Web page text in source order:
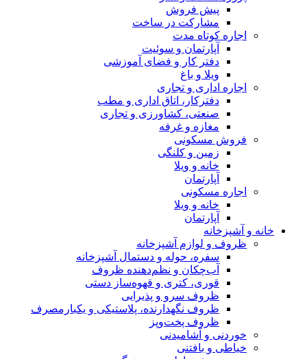
پیش فروش
مشارکت در ساخت
اجاره کوتاه مدت
آپارتمان و سوئیت
دفتر کار و فضای آموزشی
ویلا و باغ
اجاره اداری و تجاری
دفترکار، اتاق اداری و مطب
صنعتی، کشاورزی و تجاری
مغازه و غرفه
فروش مسکونی
زمین و کلنگی
خانه و ویلا
آپارتمان
اجاره مسکونی
خانه و ویلا
آپارتمان
خانه و آشپزخانه
ظروف و لوازم آشپزخانه
سفره، حوله و دستمال آشپزخانه
آب‌چکان و نظم‌دهنده ظروف
قوری، کتری و قهوه‌ساز دستی
ظروف سرو و پذیرایی
ظروف نگهدارنده، پلاستیکی و یکبارمصرف
ظروف پخت‌وپز
خوردنی و آشامیدنی
خیاطی و بافتنی